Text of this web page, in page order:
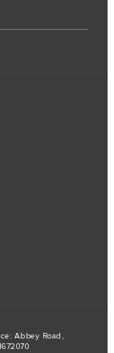
Abbey Road,